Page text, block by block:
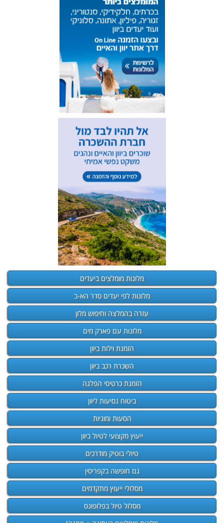
מלונות מומלצים ביעדים
מלונות לפי יעדים סדר הא-ב
עזרה בהמלצה וחיפוש מלון
מלונות עם פארק מים
הזמנת וילות ביוון
השכרת רכב ביוון
הזמנת כרטיסי הפלגה
ביטוח נסיעות ליוון
הסעות ומוניות
ייעוץ מקצועי לטיול ביוון
טיולי בוטיק מודרכים
גם חופשה בקפריסין
מסלולי ייעוץ מתקדמים
מסלול טיול בפלופונס